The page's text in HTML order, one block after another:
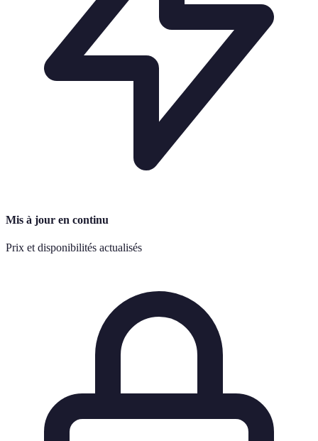
Mis à jour en continu
Prix et disponibilités actualisés